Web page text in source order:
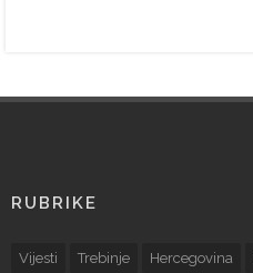
RUBRIKE
Vijesti Trebinje Hercegovina